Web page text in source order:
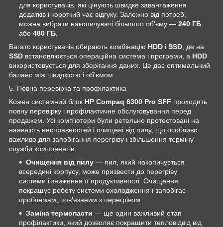
для користувачів, які цінують швидке завантаження
додатків і короткий час відгуку. Залежно від потреб,
можна вибрати накопичувачі більшого об'єму — 240 ГБ
або 480 ГБ
Багато користувачів обирають комбінацію HDD і SSD , де на
SSD встановлюється операційна система і програми, а HDD
використовується для зберігання даних. Це дає оптимальний
баланс між швидкістю і об'ємом.
5. Повна перевірка та профілактика
Кожен системний блок HP Compaq 6300 Pro SFF проходить
повну перевірку і профілактичне обслуговування перед
продажем. Усі комп'ютери були ретельно протестовані на
наявність несправностей і очищені від пилу, що особливо
важливо для запобігання перегріву і збільшення терміну
служби компонентів.
Очищення від пилу — пил, який накопичується
всередині корпусу, може призвести до перегріву
системи і зниження її продуктивності. Очищення
покращує роботу системи охолодження і запобігає
проблемам, пов'язаним з перегрівом.
Заміна термопасти — ще один важливий етап
профілактики, який дозволяє покращити тепловідвід від